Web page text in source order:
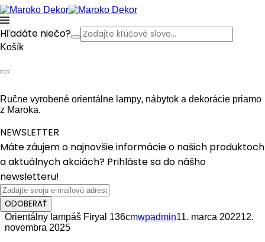
Hľadáte niečo?
Košík
Ručne vyrobené orientálne lampy, nábytok a dekorácie priamo
z Maroka.
NEWSLETTER
Máte záujem o najnovšie informácie o našich produktoch
a aktuálnych akciách? Prihláste sa do nášho
newsletteru!
ODOBERAŤ
Orientálny lampáš Firyal 136cmwpadmin11. marca 202212.
novembra 2025